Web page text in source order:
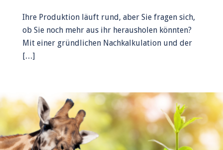
Ihre Produktion läuft rund, aber Sie fragen sich,
ob Sie noch mehr aus ihr herausholen könnten?
Mit einer gründlichen Nachkalkulation und der
[…]